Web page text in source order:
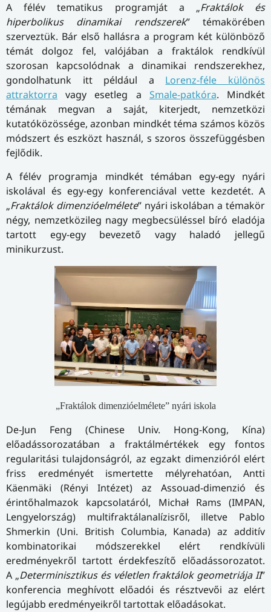
A félév tematikus programját a „Fraktálok és
hiperbolikus dinamikai rendszerek” témakörében
szerveztük. Bár első hallásra a program két különböző
témát dolgoz fel, valójában a fraktálok rendkívül
szorosan kapcsolódnak a dinamikai rendszerekhez,
gondolhatunk itt például a Lorenz-féle különös
attraktorra vagy esetleg a Smale-patkóra. Mindkét
témának megvan a saját, kiterjedt, nemzetközi
kutatóközössége, azonban mindkét téma számos közös
módszert és eszközt használ, s szoros összefüggésben
fejlődik.
A félév programja mindkét témában egy-egy nyári
iskolával és egy-egy konferenciával vette kezdetét. A
„Fraktálok dimenzióelmélete” nyári iskolában a témakör
négy, nemzetközileg nagy megbecsüléssel bíró eladója
tartott egy-egy bevezető vagy haladó jellegű
minikurzust.
„Fraktálok dimenzióelmélete” nyári iskola
De-Jun Feng (Chinese Univ. Hong-Kong, Kína)
előadássorozatában a fraktálmértékek egy fontos
regularitási tulajdonságról, az egzakt dimenzióról elért
friss eredményét ismertette mélyrehatóan, Antti
Käenmäki (Rényi Intézet) az Assouad-dimenzió és
érintőhalmazok kapcsolatáról, Michał Rams (IMPAN,
Lengyelország) multifraktálanalízisről, illetve Pablo
Shmerkin (Uni. British Columbia, Kanada) az additív
kombinatorikai módszerekkel elért rendkívüli
eredményekről tartott érdekfeszítő előadássorozatot.
A „Determinisztikus és véletlen fraktálok geometriája II”
konferencia meghívott előadói és résztvevői az elért
legújabb eredményeikről tartottak előadásokat.